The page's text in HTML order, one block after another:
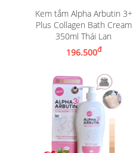
Kem tắm Alpha Arbutin 3+
Plus Collagen Bath Cream
350ml Thái Lan
196.500đ
Thêm vào giỏ hàng